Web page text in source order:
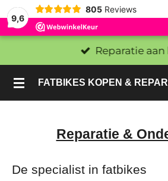
9,6
805 Reviews
Reparatie aan
Reparatie &
De specialist in fatbikes